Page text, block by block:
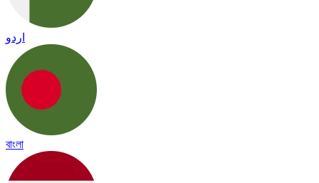
اردو
বাংলা